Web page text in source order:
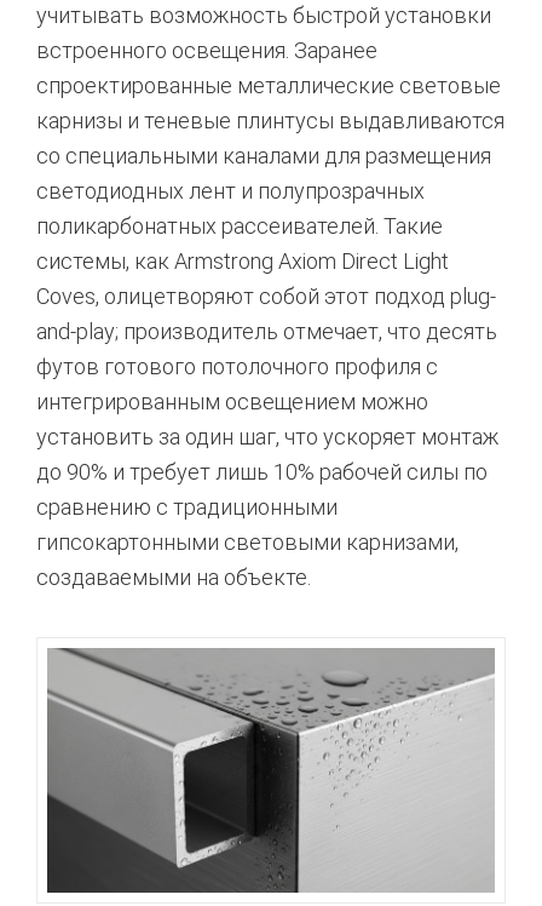
учитывать возможность быстрой установки
встроенного освещения. Заранее
спроектированные металлические световые
карнизы и теневые плинтусы выдавливаются
со специальными каналами для размещения
светодиодных лент и полупрозрачных
поликарбонатных рассеивателей. Такие
системы, как Armstrong Axiom Direct Light
Coves, олицетворяют собой этот подход plug-
and-play; производитель отмечает, что десять
футов готового потолочного профиля с
интегрированным освещением можно
установить за один шаг, что ускоряет монтаж
до 90% и требует лишь 10% рабочей силы по
сравнению с традиционными
гипсокартонными световыми карнизами,
создаваемыми на объекте.